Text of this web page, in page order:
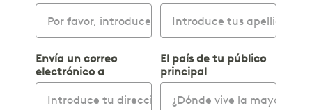
Envía un correo
electrónico a
El país de tu público
principal